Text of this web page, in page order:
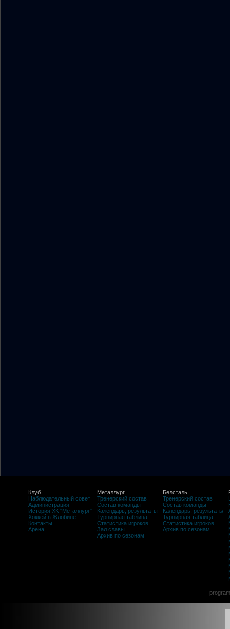
Клуб
Наблюдательный совет
Администрация
История ХК "Металлург"
Хоккей в Жлобине
Контакты
Арена
Металлург
Тренерский состав
Состав команды
Календарь, результаты
Турнирная таблица
Статистика игроков
Зал славы
Архив по сезонам
Белсталь
Тренерский состав
Состав команды
Календарь, результаты
Турнирная таблица
Статистика игроков
Архив по сезонам